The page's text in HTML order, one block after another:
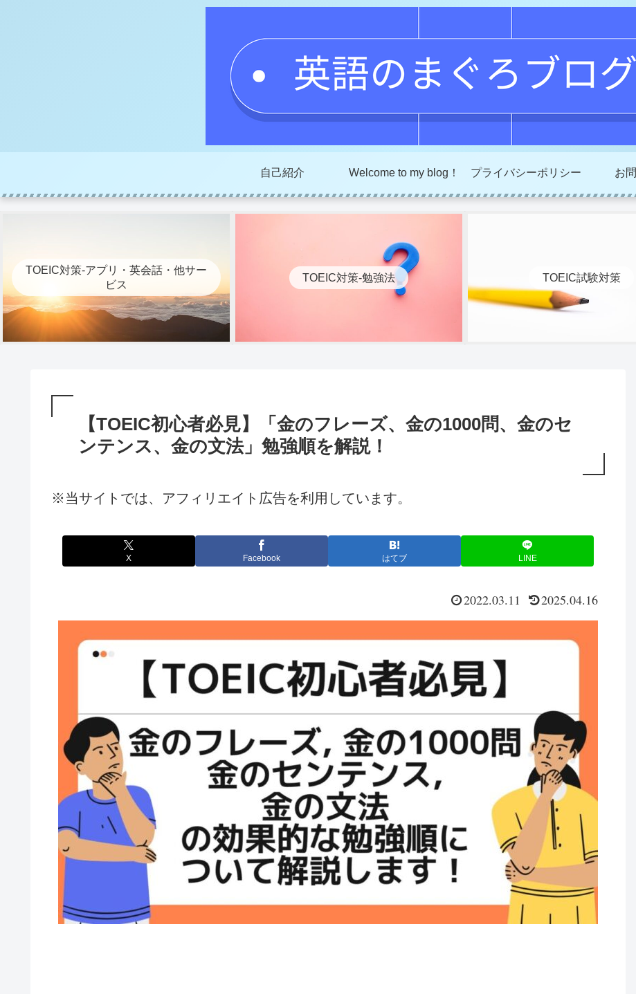
自己紹介 Welcome to my blog！ プライバシーポリシー お
TOEIC対策-アプリ・英会話・他サー
ビス
TOEIC対策-勉強法 TOEIC試験対策
【TOEIC初心者必見】「金のフレーズ、金の1000問、金のセ
ンテンス、金の文法」勉強順を解説！
※当サイトでは、アフィリエイト広告を利用しています。
X Facebook はてブ LINE
2022.03.11 2025.04.16